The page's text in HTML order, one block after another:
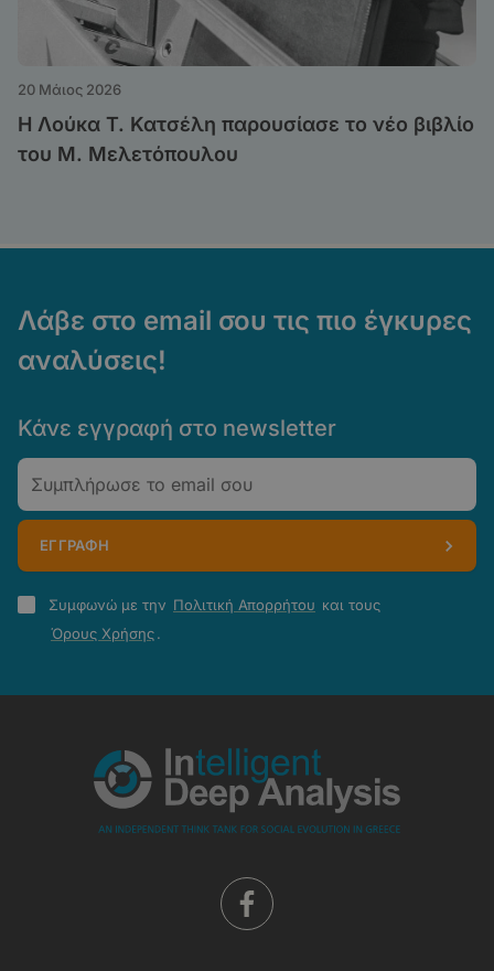
20 Μάιος 2026
Η Λούκα Τ. Κατσέλη παρουσίασε το νέο βιβλίο
του Μ. Μελετόπουλου
Λάβε στο email σου τις πιο έγκυρες
αναλύσεις!
Κάνε εγγραφή στο newsletter
Email
ΕΓΓΡΑΦΗ
Πολιτική
Απορρήτου
Συμφωνώ με την Πολιτική Απορρήτου και τους
Όρους Χρήσης.